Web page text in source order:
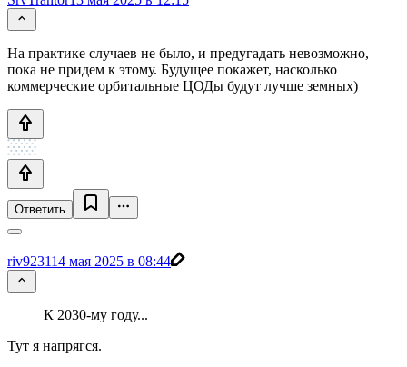
На практике случаев не было, и предугадать невозможно,
пока не придем к этому. Будущее покажет, насколько
коммерческие орбитальные ЦОДы будут лучше земных)
Ответить
riv923114 мая 2025 в 08:44
К 2030-му году...
Тут я напрягся.